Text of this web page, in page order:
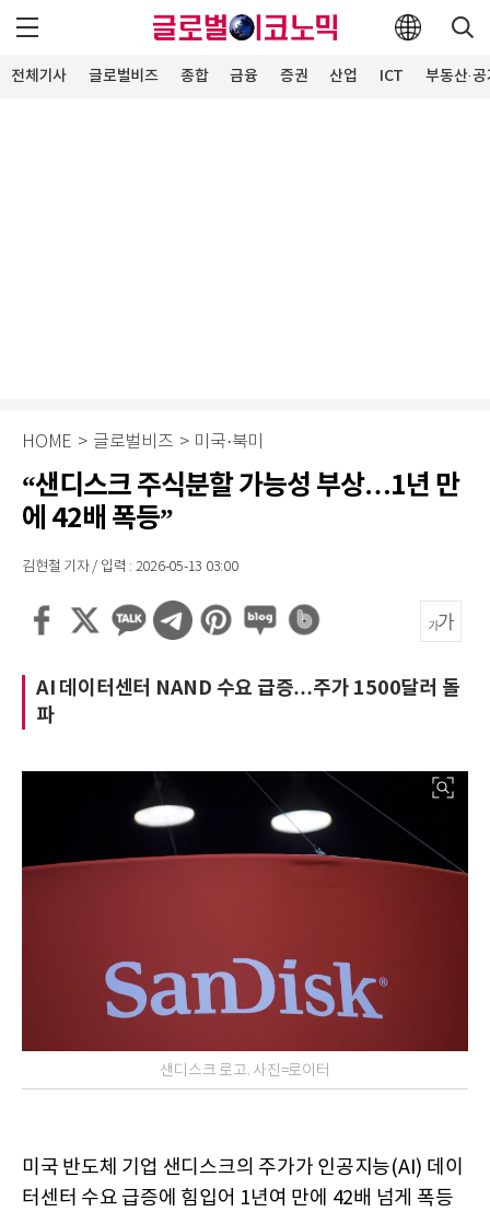
전체기사 글로벌비즈 종합 금융 증권 산업 ICT 부동산·
HOME > 글로벌비즈 > 미국·북미
“샌디스크 주식분할 가능성 부상…1년 만
에 42배 폭등”
김현철 기자 / 입력 : 2026-05-13 03:00
AI 데이터센터 NAND 수요 급증…주가 1500달러 돌
파
샌디스크 로고. 사진=로이터
미국 반도체 기업 샌디스크의 주가가 인공지능(AI) 데이
터센터 수요 급증에 힘입어 1년여 만에 42배 넘게 폭등